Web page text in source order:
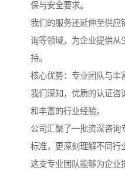
保与安全要求。
我们的服务还延伸至供应
询等领域，为企业提供从
持。
核心优势：专业团队与丰
我们深知，优质的认证咨
和丰富的行业经验。
公司汇聚了一批资深咨询
标准，更深刻理解不同行
这支专业团队能够为企业